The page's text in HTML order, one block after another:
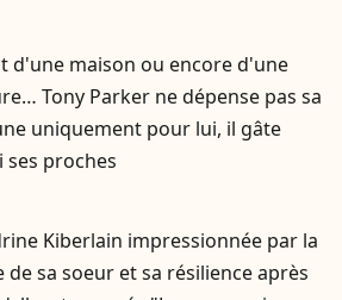
d'une maison ou encore d'une
Tony Parker ne dépense pas sa
uniquement pour lui, il gâte
ses proches
Kiberlain impressionnée par la
de sa soeur et sa résilience après